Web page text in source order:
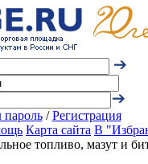
пароль/Регистрация
Карта сайта В
топливо, мазут и